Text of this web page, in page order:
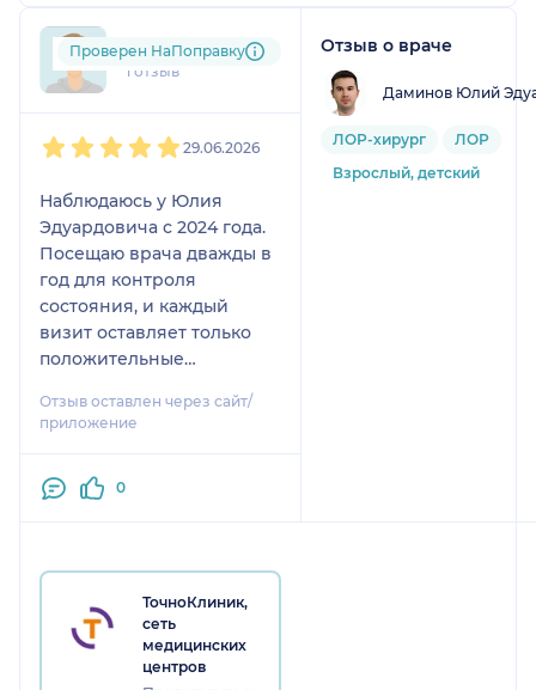
alb....@....ru
1 отзыв
Проверен НаПоправку
29.06.2026
Наблюдаюсь у Юлия
Эдуардовича с 2024 года.
Посещаю врача дважды в
год для контроля
состояния, и каждый
визит оставляет только
положительные
Хочу отметить
профессионализм врача.
Эдуардович, всегда
оказывается
эффективным и помогает
решить проблему.
Отдельно хочется
Отзыв оставлен через сайт/
приложение
0
Отзыв о враче
Даминов Юлий
ЛОР-хирург
ЛОР
Взрослый, детский
ТочноКлиник,
сеть
медицинских
центров